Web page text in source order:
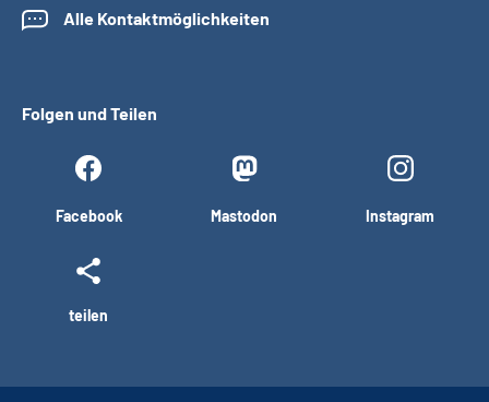
Alle Kontaktmöglichkeiten
Folgen und Teilen
Facebook Mastodon Instagram
teilen